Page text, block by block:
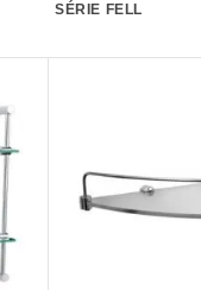
SÉRIE FELL